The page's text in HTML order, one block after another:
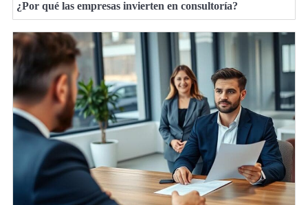
¿Por qué las empresas invierten en consultoría?